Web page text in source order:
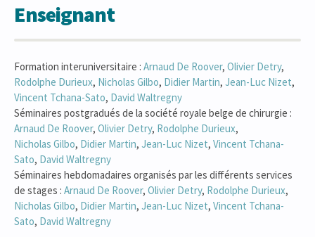
Enseignant
Formation interuniversitaire : Arnaud De Roover, Olivier Detry,
Rodolphe Durieux, Nicholas Gilbo, Didier Martin, Jean-Luc Nizet,
Vincent Tchana-Sato, David Waltregny
Séminaires postgradués de la société royale belge de chirurgie :
Arnaud De Roover, Olivier Detry, Rodolphe Durieux,
Nicholas Gilbo, Didier Martin, Jean-Luc Nizet, Vincent Tchana-
Sato, David Waltregny
Séminaires hebdomadaires organisés par les différents services
de stages : Arnaud De Roover, Olivier Detry, Rodolphe Durieux,
Nicholas Gilbo, Didier Martin, Jean-Luc Nizet, Vincent Tchana-
Sato, David Waltregny